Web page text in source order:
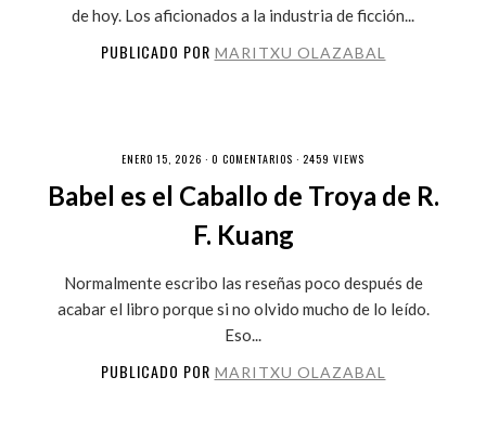
de hoy. Los aficionados a la industria de ficción...
PUBLICADO POR MARITXU OLAZABAL
ENERO 15, 2026 · 0 COMENTARIOS · 2459 VIEWS
Babel es el Caballo de Troya de R.
F. Kuang
Normalmente escribo las reseñas poco después de
acabar el libro porque si no olvido mucho de lo leído.
Eso...
PUBLICADO POR MARITXU OLAZABAL